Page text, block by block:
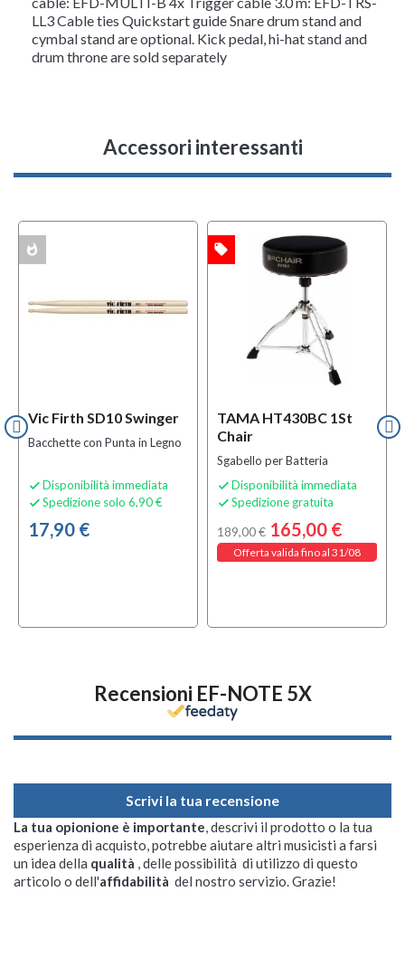
LL3 Cable ties Quickstart guide Snare drum stand and
cymbal stand are optional. Kick pedal, hi-hat stand and
drum throne are sold separately
Accessori interessanti
Vic Firth SD10 Swinger
Bacchette con Punta in Legno
 Disponibilità immediata
 Spedizione solo 6,90 €
17,90 €
whatshot
TAMA HT430BC 1St
Chair
Sgabello per Batteria
 Disponibilità immediata
 Spedizione gratuita
189,00 € 165,00 €
Offerta valida fino al 31/08
local_offer
Recensioni EF-NOTE 5X
Scrivi la tua recensione
La tua opionione è importante, descrivi il prodotto o la tua
esperienza di acquisto, potrebbe aiutare altri musicisti a farsi
un idea della qualità , delle possibilità di utilizzo di questo
articolo o dell'affidabilità del nostro servizio. Grazie!